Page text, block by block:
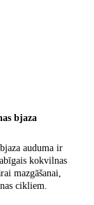
bjaza
auduma ir
kokvilnas
mazgāšanai,
cikliem.